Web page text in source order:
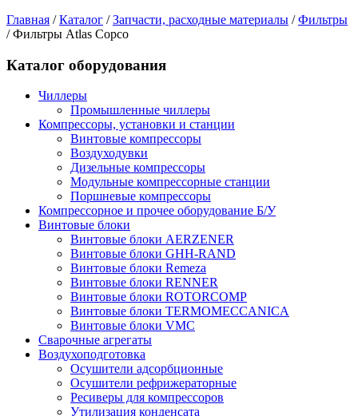
Главная /Каталог /Запчасти, расходные материалы /Фильтры
/Фильтры Atlas Copco
Каталог оборудования
Чиллеры
Промышленные чиллеры
Компрессоры, установки и станции
Винтовые компрессоры
Воздуходувки
Дизельные компрессоры
Модульные компрессорные станции
Поршневые компрессоры
Компрессорное и прочее оборудование Б/У
Винтовые блоки
Винтовые блоки AERZENER
Винтовые блоки GHH-RAND
Винтовые блоки Remeza
Винтовые блоки RENNER
Винтовые блоки ROTORCOMP
Винтовые блоки TERMOMECCANICA
Винтовые блоки VMC
Сварочные агрегаты
Воздухоподготовка
Осушители адсорбционные
Осушители рефрижераторные
Ресиверы для компрессоров
Утилизация конденсата